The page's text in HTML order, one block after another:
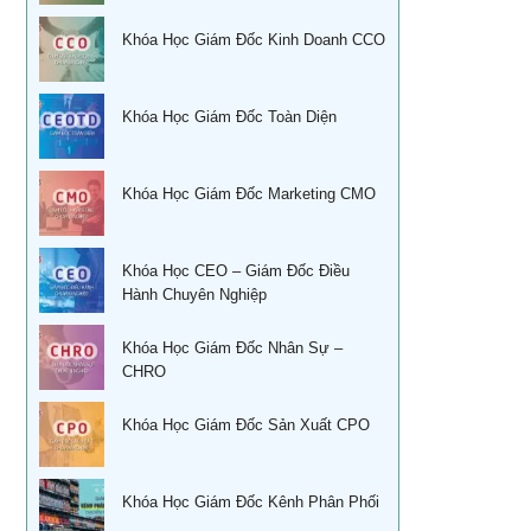
Đào tạo nghiệp vụ quản lý kho
Khoá học Sử dụng KPIs đánh giá hiệu quả công việc
Xây dựng, quản lý & phát triển kênh phân phối dành cho
CEO
Xây dựng, quản lý và phát triển cửa hàng của doanh
nghiệp
Khóa học đàm phán thương lượng
Khóa Học Kỹ năng bán hàng hiệu quả
Khóa học Thuyết Trình Trước Đám Đông
Khoá học Tài chính doanh nghiệp
Học phong thủy trong điều hành doanh nghiệp
CEO & chiến lược tái cơ cấu doanh nghiệp sau khủng
hoảng
Kỹ năng bán hàng qua điện thoại
Quản trị cuộc đời – Ts. Lê Thẩm Dương
Khóa học quản trị và thu hồi công nợ TPHCM
Học kỹ năng phỏng vấn tuyển dụng tại Tphcm
Ứng dụng phong thủy vào xây dựng thương hiệu
Sống khỏe trẻ đẹp – Nghệ thuật ăn uống cân bằng âm
dương
Khoá học nhân tướng học Nâng Cao trong quản trị nhân
sự TPHCM
Khoá học Nhân tướng học trong quản trị nhân sự TPHCM
Học phong thủy cho ngày tết tại tphcm
Học Xây dựng mô tả công việc& Khung năng lực tuyển
Khóa Học Giám Đốc Kinh Doanh CCO
Khóa Học Giám Đốc Toàn Diện
Khóa Học Giám Đốc Marketing CMO
Khóa Học CEO – Giám Đốc Điều
Hành Chuyên Nghiệp
Khóa Học Giám Đốc Nhân Sự –
CHRO
Khóa Học Giám Đốc Sản Xuất CPO
Khóa Học Giám Đốc Kênh Phân Phối